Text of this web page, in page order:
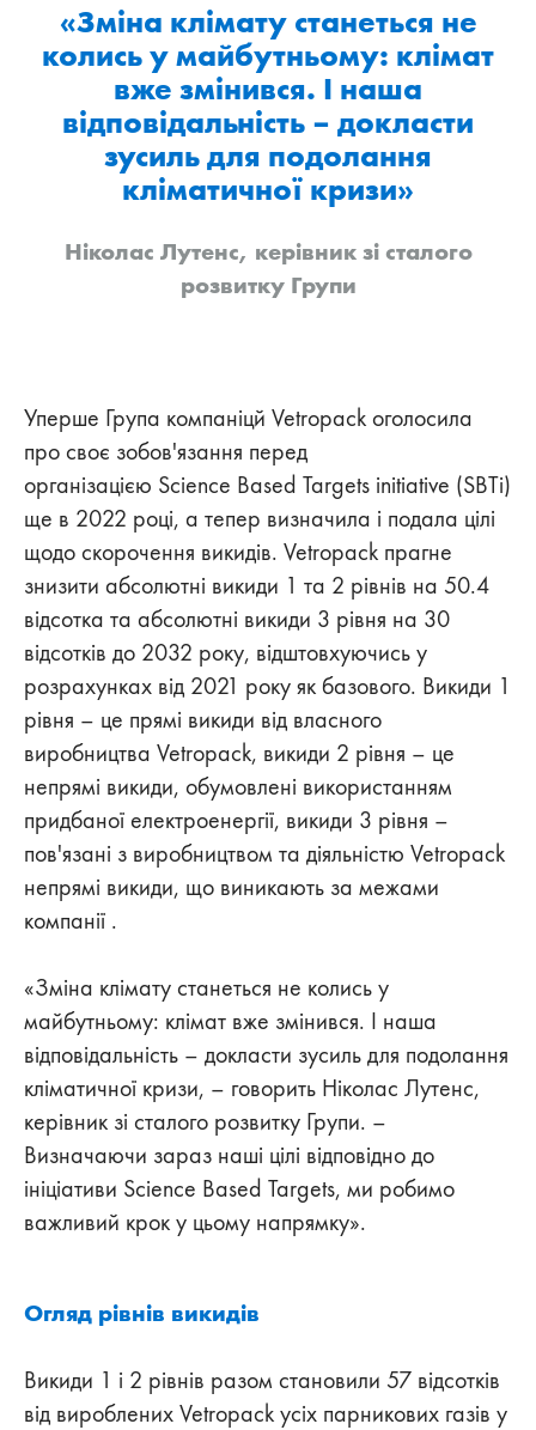
«Зміна клімату станеться не
колись у майбутньому: клімат
вже змінився. І наша
відповідальність – докласти
зусиль для подолання
кліматичної кризи»
Ніколас Лутенс, керівник зі сталого
розвитку Групи
Уперше Група компаніцй Vetropack оголосила
про своє зобов'язання перед
організацією Science Based Targets initiative (SBTi)
ще в 2022 році, а тепер визначила і подала цілі
щодо скорочення викидів. Vetropack прагне
знизити абсолютні викиди 1 та 2 рівнів на 50.4
відсотка та абсолютні викиди 3 рівня на 30
відсотків до 2032 року, відштовхуючись у
розрахунках від 2021 року як базового. Викиди 1
рівня – це прямі викиди від власного
виробництва Vetropack, викиди 2 рівня – це
непрямі викиди, обумовлені використанням
придбаної електроенергії, викиди 3 рівня –
пов'язані з виробництвом та діяльністю Vetropack
непрямі викиди, що виникають за межами
компанії .
«Зміна клімату станеться не колись у
майбутньому: клімат вже змінився. І наша
відповідальність – докласти зусиль для подолання
кліматичної кризи, – говорить Ніколас Лутенс,
керівник зі сталого розвитку Групи. –
Визначаючи зараз наші цілі відповідно до
ініціативи Science Based Targets, ми робимо
важливий крок у цьому напрямку».
Огляд рівнів викидів
Викиди 1 і 2 рівнів разом становили 57 відсотків
від вироблених Vetropack усіх парникових газів у